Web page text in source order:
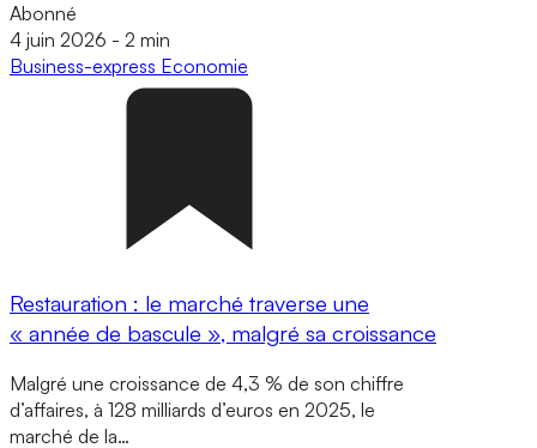
Abonné
4 juin 2026 - 2 min
Business-express Economie
Restauration : le marché traverse une
« année de bascule », malgré sa croissance
Malgré une croissance de 4,3 % de son chiffre
d’affaires, à 128 milliards d’euros en 2025, le
marché de la…